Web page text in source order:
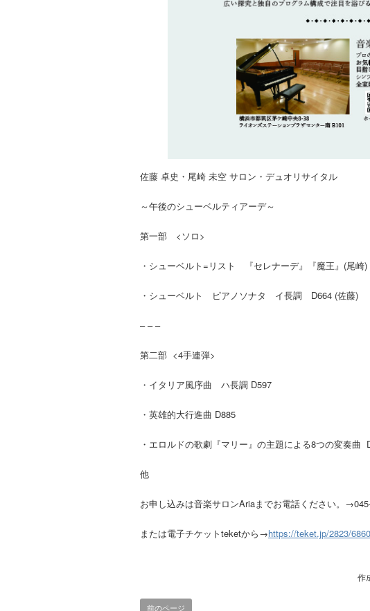
佐藤 卓史・尾崎 未空 サロン・デュオリサイタル
～午後のシューベルティアーデ～
第一部 <ソロ>
・シューベルト=リスト 『セレナーデ』『魔王』(尾崎)
・シューベルト ピアノソナタ イ長調 D664 (佐藤)
– – –
第二部 <4手連弾>
・イタリア風序曲 ハ長調 D597
・英雄的大行進曲 D885
・エロルドの歌劇『マリー』の主題による8つの変奏曲
他
お申し込みは音楽サロンAriaまでお電話ください。
または電子チケットteketから→https://teket.jp/2823/
作
前のページ